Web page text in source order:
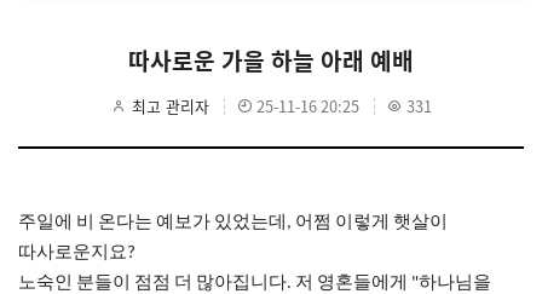
따사로운 가을 하늘 아래 예배
최고 관리자 25-11-16 20:25 331
주일에 비 온다는 예보가 있었는데 , 어쩜 이렇게 햇살이
따사로운지요 ?
노숙인 분들이 점점 더 많아집니다. 저 영혼들에게 "하나님을